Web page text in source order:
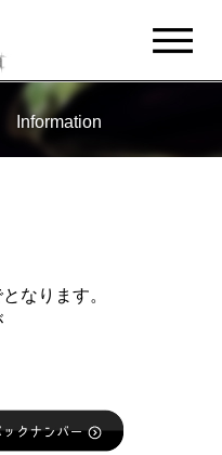
Information
なります。